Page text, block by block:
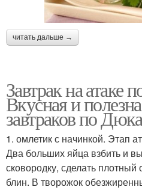
читать дальше →
Завтрак на атаке
Вкусная и
завтраков по
1. омлетик с начинкой. Этап
Два больших яйца взбить и
сковородку, сделать
блин. В творожок